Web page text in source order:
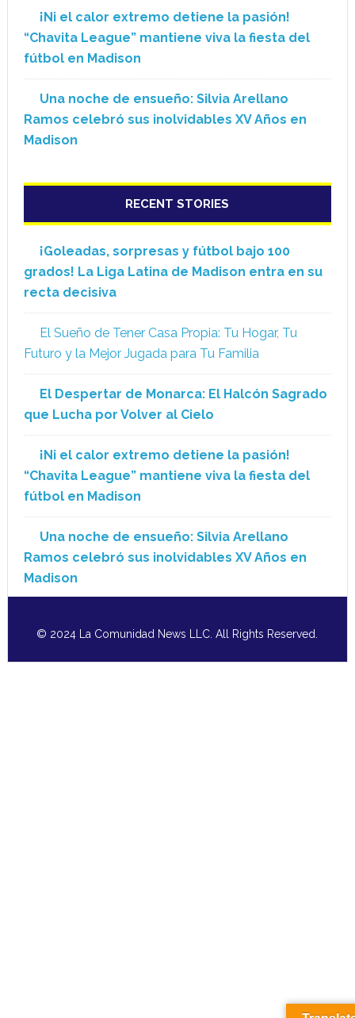
¡Ni el calor extremo detiene la pasión!
“Chavita League” mantiene viva la fiesta del
fútbol en Madison
Una noche de ensueño: Silvia Arellano
Ramos celebró sus inolvidables XV Años en
Madison
RECENT STORIES
¡Goleadas, sorpresas y fútbol bajo 100
grados! La Liga Latina de Madison entra en su
recta decisiva
El Sueño de Tener Casa Propia: Tu Hogar, Tu
Futuro y la Mejor Jugada para Tu Familia
El Despertar de Monarca: El Halcón Sagrado
que Lucha por Volver al Cielo
¡Ni el calor extremo detiene la pasión!
“Chavita League” mantiene viva la fiesta del
fútbol en Madison
Una noche de ensueño: Silvia Arellano
Ramos celebró sus inolvidables XV Años en
Madison
© 2024 La Comunidad News LLC. All Rights Reserved.